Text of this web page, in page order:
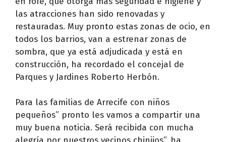
las atracciones han sido renovadas y
restauradas. Muy pronto estas zonas de ocio, en
todos los barrios, van a estrenar zonas de
sombra, que ya está adjudicada y está en
construcción, ha recordado el concejal de
Parques y Jardines Roberto Herbón.
Para las familias de Arrecife con niños
pequeños” pronto les vamos a compartir una
muy buena noticia. Será recibida con mucha